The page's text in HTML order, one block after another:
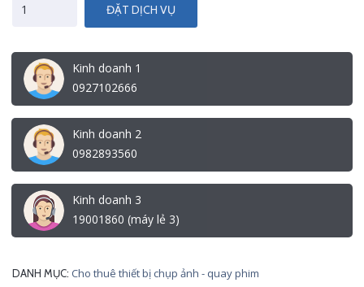
ĐẶT DỊCH VỤ
Kinh doanh 1
0927102666
Kinh doanh 2
0982893560
Kinh doanh 3
19001860 (máy lẻ 3)
DANH MỤC: Cho thuê thiết bị chụp ảnh - quay phim